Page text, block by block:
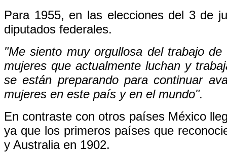
Para 1955, en las elecciones del 3 de
diputados federales.
"Me siento muy orgullosa del trabajo
mujeres que actualmente luchan y
se están preparando para continuar
mujeres en este país y en el mundo".
En contraste con otros países México
ya que los primeros países que
y Australia en 1902.